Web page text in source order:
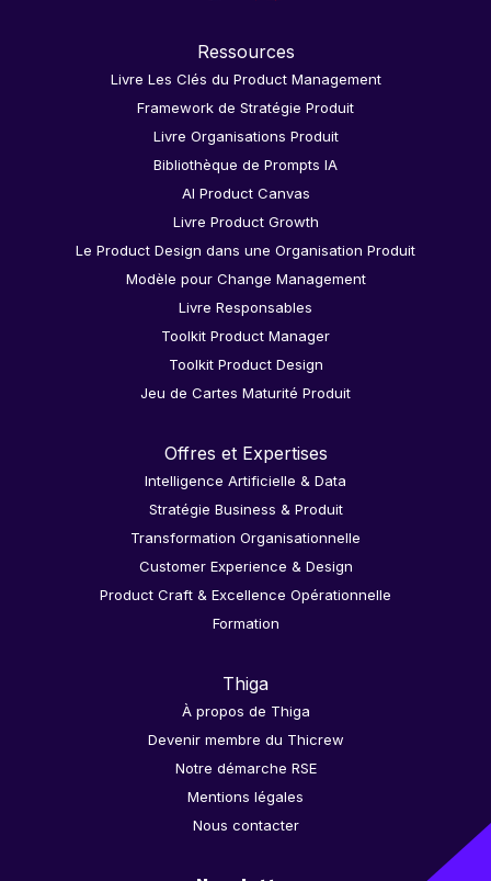
Ressources
Livre Les Clés du Product Management
Framework de Stratégie Produit
Livre Organisations Produit
Bibliothèque de Prompts IA
AI Product Canvas
Livre Product Growth
Le Product Design dans une Organisation Produit
Modèle pour Change Management
Livre Responsables
Toolkit Product Manager
Toolkit Product Design
Jeu de Cartes Maturité Produit
Offres et Expertises
Intelligence Artificielle & Data
Stratégie Business & Produit
Transformation Organisationnelle
Customer Experience & Design
Product Craft & Excellence Opérationnelle
Formation
Thiga
À propos de Thiga
Devenir membre du Thicrew
Notre démarche RSE
Mentions légales
Nous contacter